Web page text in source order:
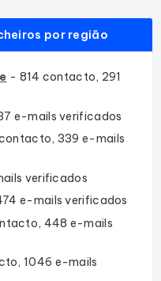
por região
- 814 contacto, 291
e-mails verificados
339 e-mails
verificados
e-mails verificados
448 e-mails
1046 e-mails